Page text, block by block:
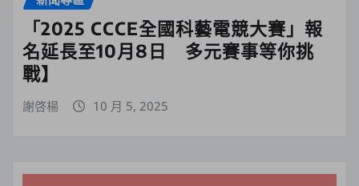
「2025 CCCE全國科藝電競大賽」報
名延長至10月8日 多元賽事等你挑
戰】
謝啓楊 10 月 5, 2025